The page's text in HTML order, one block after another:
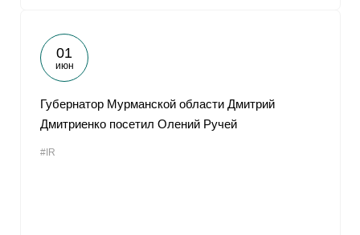
01
июн
Губернатор Мурманской области Дмитрий
Дмитриенко посетил Олений Ручей
#IR